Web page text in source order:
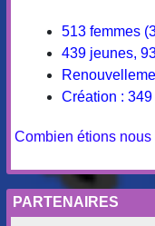
513 femmes
439 jeunes,
Création : 349
Combien étions nous
PARTENAIRES